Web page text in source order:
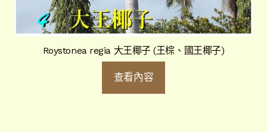
Roystonea regia 大王椰子 (王棕、國王椰子)
查看內容